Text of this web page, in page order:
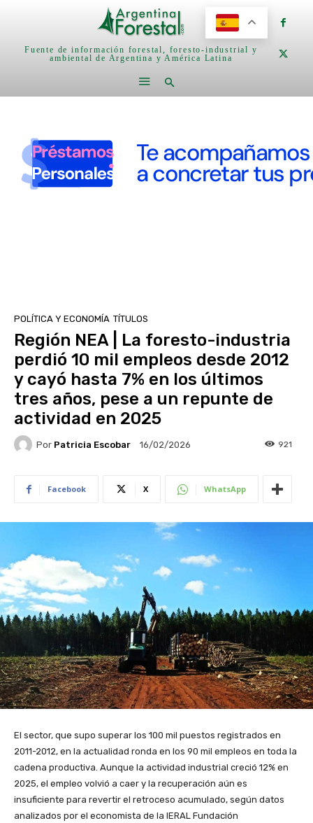
Fuente de información forestal, foresto-industrial y
ambiental de Argentina y América Latina
POLÍTICA Y ECONOMÍA TÍTULOS
Región NEA | La foresto-industria
perdió 10 mil empleos desde 2012
y cayó hasta 7% en los últimos
tres años, pese a un repunte de
actividad en 2025
Por Patricia Escobar 16/02/2026 921
Facebook X WhatsApp
El sector, que supo superar los 100 mil puestos registrados en
2011-2012, en la actualidad ronda en los 90 mil empleos en toda la
cadena productiva. Aunque la actividad industrial creció 12% en
2025, el empleo volvió a caer y la recuperación aún es
insuficiente para revertir el retroceso acumulado, según datos
analizados por el economista de la IERAL Fundación